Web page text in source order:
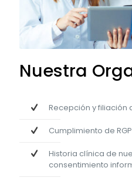
Nuestra
Recepción y filiación
Cumplimiento de
Historia clínica de
consentimiento